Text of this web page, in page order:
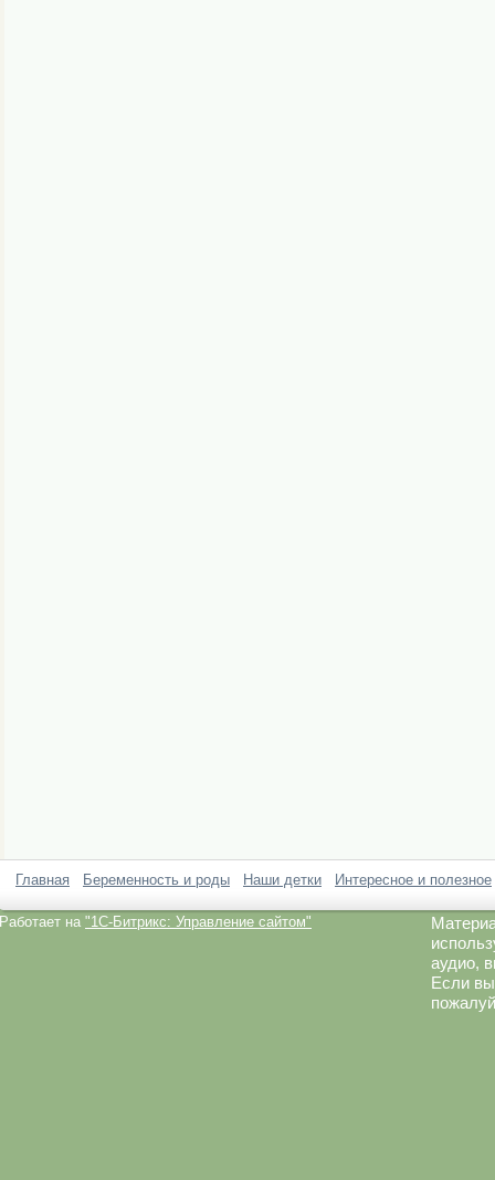
Главная Беременность и роды Наши детки Интересное и полезное
Работает на "1C-Битрикс: Управление сайтом"
аудио,
Если вы